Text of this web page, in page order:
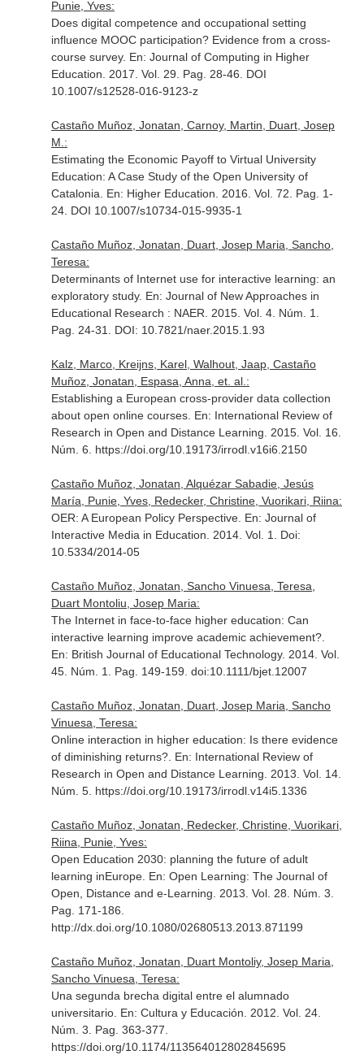
Punie, Yves:
Does digital competence and occupational setting
influence MOOC participation? Evidence from a cross-
course survey. En: Journal of Computing in Higher
Education . 2017. Vol. 29. Pag. 28-46. DOI
10.1007/s12528-016-9123-z
Castaño Muñoz, Jonatan, Carnoy, Martin, Duart, Josep
M.:
Estimating the Economic Payoff to Virtual University
Education: A Case Study of the Open University of
Catalonia. En: Higher Education . 2016. Vol. 72. Pag. 1-
24. DOI 10.1007/s10734-015-9935-1
Castaño Muñoz, Jonatan, Duart, Josep Maria, Sancho,
Teresa:
Determinants of Internet use for interactive learning: an
exploratory study. En: Journal of New Approaches in
Educational Research : NAER . 2015. Vol. 4. Núm. 1.
Pag. 24-31. DOI: 10.7821/naer.2015.1.93
Kalz, Marco, Kreijns, Karel, Walhout, Jaap, Castaño
Muñoz, Jonatan, Espasa, Anna, et. al.:
Establishing a European cross-provider data collection
about open online courses. En: International Review of
Research in Open and Distance Learning . 2015. Vol. 16.
Núm. 6. https://doi.org/10.19173/irrodl.v16i6.2150
Castaño Muñoz, Jonatan, Alquézar Sabadie, Jesús
María, Punie, Yves, Redecker, Christine, Vuorikari, Riina:
OER: A European Policy Perspective. En: Journal of
Interactive Media in Education . 2014. Vol. 1. Doi:
10.5334/2014-05
Castaño Muñoz, Jonatan, Sancho Vinuesa, Teresa,
Duart Montoliu, Josep Maria:
The Internet in face-to-face higher education: Can
interactive learning improve academic achievement?.
En: British Journal of Educational Technology. 2014. Vol.
45. Núm. 1. Pag. 149-159. doi:10.1111/bjet.12007
Castaño Muñoz, Jonatan, Duart, Josep Maria, Sancho
Vinuesa, Teresa:
Online interaction in higher education: Is there evidence
of diminishing returns?. En: International Review of
Research in Open and Distance Learning . 2013. Vol. 14.
Núm. 5. https://doi.org/10.19173/irrodl.v14i5.1336
Castaño Muñoz, Jonatan, Redecker, Christine, Vuorikari,
Riina, Punie, Yves:
Open Education 2030: planning the future of adult
learning inEurope. En: Open Learning: The Journal of
Open, Distance and e-Learning . 2013. Vol. 28. Núm. 3.
Pag. 171-186.
http://dx.doi.org/10.1080/02680513.2013.871199
Castaño Muñoz, Jonatan, Duart Montoliy, Josep Maria,
Sancho Vinuesa, Teresa:
Una segunda brecha digital entre el alumnado
universitario. En: Cultura y Educación . 2012. Vol. 24.
Núm. 3. Pag. 363-377.
https://doi.org/10.1174/113564012802845695